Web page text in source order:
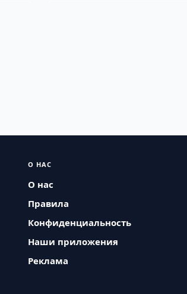
О НАС
О нас
Правила
Конфиденциальность
Наши приложения
Реклама